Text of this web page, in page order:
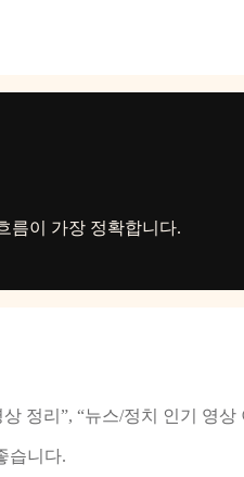
름이 가장 정확합니다.
정리”, “뉴스/정치 인기 영
습니다.